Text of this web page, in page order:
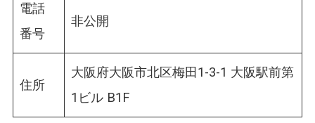
電話
番号
非公開
住所
大阪府大阪市北区梅田1-3-1 大阪駅前第
1ビル B1F